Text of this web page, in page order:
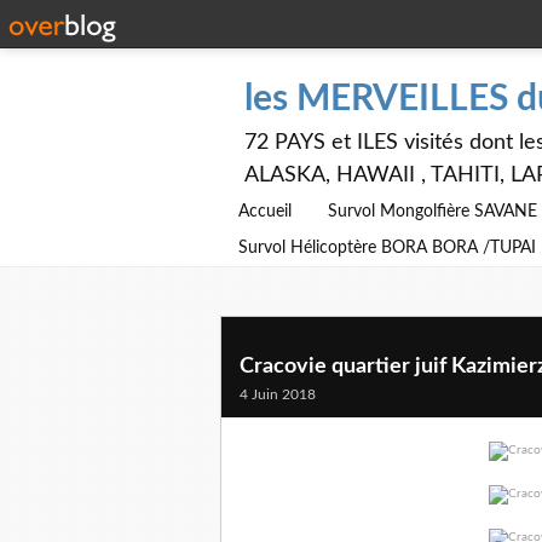
les MERVEILLES
72 PAYS et ILES visités dont
ALASKA, HAWAII , TAHITI,
Accueil Survol Mongolfière SAVANE
Survol Hélicoptère BORA BORA /TUPAI
Cracovie quartier juif
4 Juin 2018